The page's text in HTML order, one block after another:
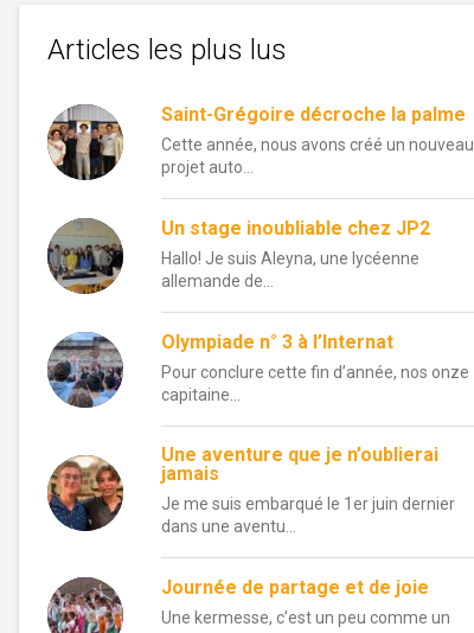
Articles les plus lus
Saint-Grégoire décroche la palme
Cette année, nous avons créé un nouveau
projet auto...
Un stage inoubliable chez JP2
Hallo! Je suis Aleyna, une lycéenne
allemande de...
Olympiade n° 3 à l’Internat
Pour conclure cette fin d’année, nos onze
capitaine...
Une aventure que je n’oublierai
jamais
Je me suis embarqué le 1er juin dernier
dans une aventu...
Journée de partage et de joie
Une kermesse, c’est un peu comme un